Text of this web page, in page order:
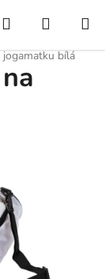
Hledat
KOŠÍK
jogamatku bílá